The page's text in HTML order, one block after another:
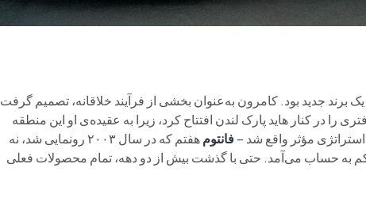
برند جدید بود. کامرون به‌عنوان بخشی از فرآیند خلاقانه، تصمیم گرفت
در کنار هاید پارک لندن افتتاح کرد، زیرا به عقیده‌ی او این منطقه
استراتژی مؤثر واقع شد –فانتوم
هفتم که در سال ۲۰۰۳ رونمایی شد، نه
به حساب می‌آمد. حتی با گذشت بیش از دو دهه، تمام محصولات فعلی